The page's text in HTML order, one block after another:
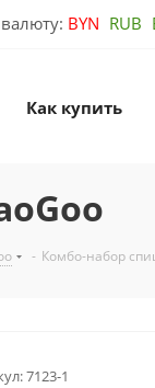
BYN RUB
Как купить
- Комбо-набор
7123-1